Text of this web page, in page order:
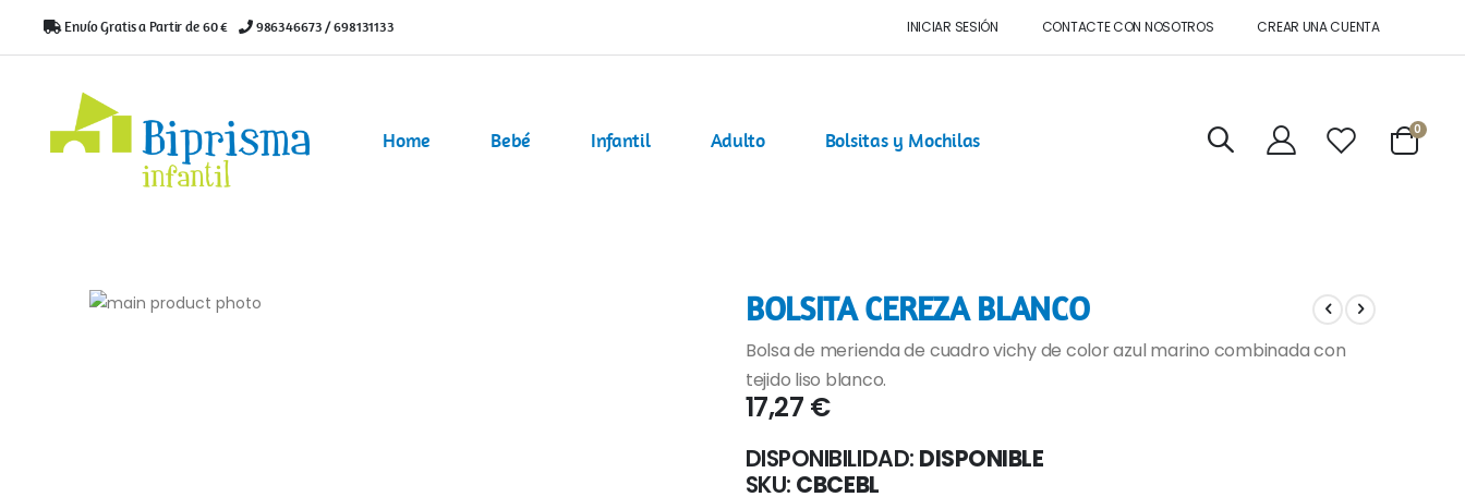
Envío Gratis a Partir de 60 € 986346673 / 698131133 INICIAR SESIÓN CONTACTE CON NOSOTROS CREAR UNA CUENTA
Home Bebé Infantil Adulto Bolsitas y Mochilas
Cart
0
Saltar
BOLSITA CEREZA BLANCO
Bolsa de merienda de cuadro vichy de color azul marino combinada con
tejido liso blanco.
17,27 €
DISPONIBILIDAD: DISPONIBLE
SKU CBCEBL